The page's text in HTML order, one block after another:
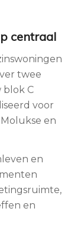
centraal
twee
C
voor
en
en
en